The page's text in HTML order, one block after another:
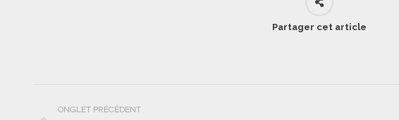
Partager cet article
Navigation
ONGLET PRÉCÉDENT